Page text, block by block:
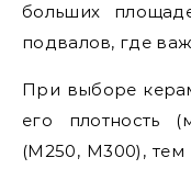
больших
подвалов, где
При выборе
его плотность
(М250, М300), тем